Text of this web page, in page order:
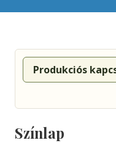
Produkciós
Színlap